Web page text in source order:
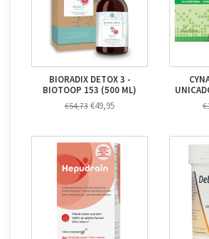
BIORADIX DETOX 3 -
BIOTOOP 153 (500 ML)
€54,73 €49,95